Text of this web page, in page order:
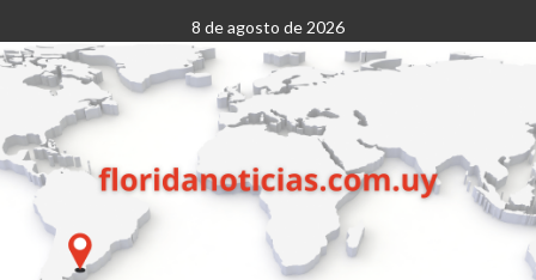
al
contenido
8 de agosto de 2026